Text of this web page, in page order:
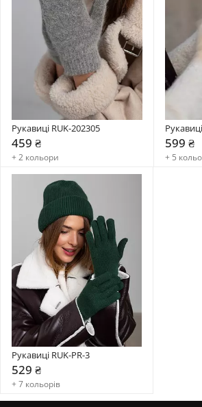
Рукавиці RUK-202305
459 ₴
+ 2 кольори
599 ₴
+ 5
Рукавиці RUK-PR-3
529 ₴
+ 7 кольорів